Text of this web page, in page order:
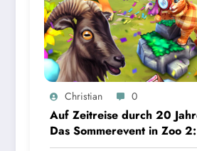
Christian 0
Auf Zeitreise durch 20
Das Sommerevent in Zoo